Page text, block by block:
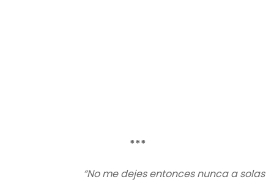
***
“No me dejes entonces nunca a solas